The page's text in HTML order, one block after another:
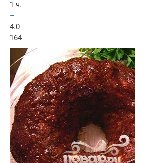
1 ч.
–
4.0
164